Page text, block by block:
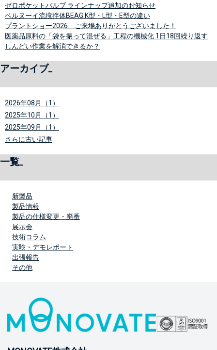
ゼロポケットバルブ ラインナップ追加のお知らせ
ベルヌーイ流撹拌体BEAG K型・L型・E型の違い
プラントショー2026 ご来場ありがとうございました！
医薬品原料の「袋を振って混ぜる」工程の機械化 1日18回繰り返す
しんどい作業を解消できるか？
アーカイブ
2026年08月（1）
2025年10月（1）
2025年09月（1）
さらに古い記事
一覧
新製品
製品情報
製品の仕様変更・廃番
展示会
技術コラム
実験・デモレポート
出張報告
その他